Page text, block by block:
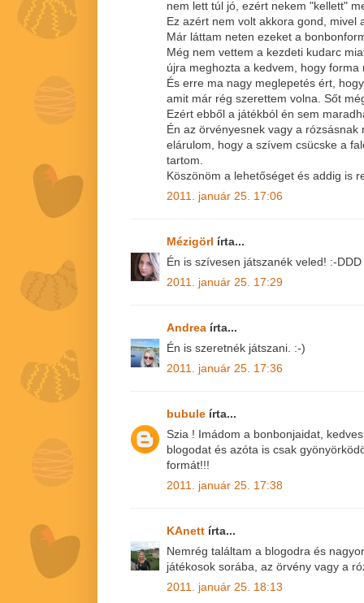
nem lett túl jó, ezért nekem "kellett"
Ez azért nem volt akkora gond, mivel
Már láttam neten ezeket a
Még nem vettem a kezdeti kudarc
újra meghozta a kedvem, hogy
És erre ma nagy meglepetés ért,
amit már rég szerettem volna. Sőt
Ezért ebből a játékból én sem
Én az örvényesnek vagy a
elárulom, hogy a szívem csücske a
tartom.
Köszönöm a lehetőséget és addig is
2011. január 25. 17:06
Mézigörl írta...
Én is szívesen játszanék veled! :-DDD
2011. január 25. 17:29
Andrea írta...
Én is szeretnék játszani. :-)
2011. január 25. 17:36
bubule írta...
Szia ! Imádom a bonbonjaidat,
blogodat és azóta is csak
formát!!!
2011. január 25. 17:38
KAnett írta...
Nemrég találtam a blogodra és
játékosok sorába, az örvény vagy a
2011. január 25. 18:13